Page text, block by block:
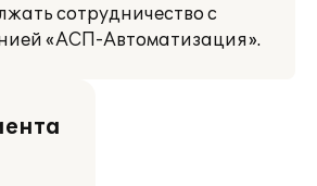
сотрудничество с
«АСП-Автоматизация».